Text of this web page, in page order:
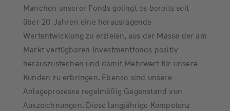
Manchen unserer Fonds gelingt es bereits seit
über 20 Jahren eine herausragende
Wertentwicklung zu erzielen, aus der Masse der am
Markt verfügbaren Investmentfonds positiv
herauszustechen und damit Mehrwert für unsere
Kunden zu erbringen. Ebenso sind unsere
Anlageprozesse regelmäßig Gegenstand von
Auszeichnungen. Diese langjährige Kompetenz